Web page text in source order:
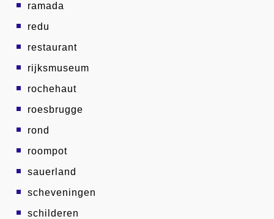
ramada
redu
restaurant
rijksmuseum
rochehaut
roesbrugge
rond
roompot
sauerland
scheveningen
schilderen